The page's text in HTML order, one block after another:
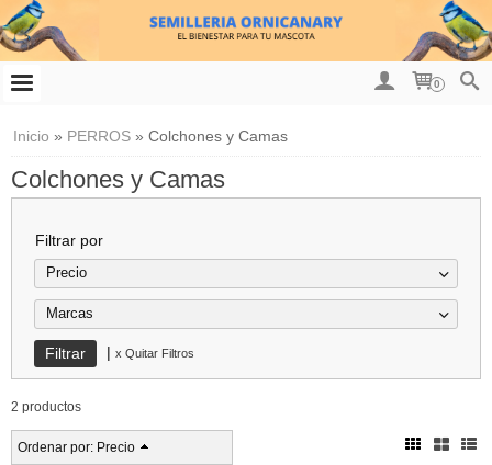
0
Inicio » PERROS » Colchones y Camas
Colchones y Camas
Filtrar por
Precio
Marcas
| x Quitar Filtros
2 productos
Ordenar por: Precio